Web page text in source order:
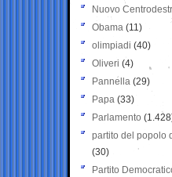
Nuovo
Obama (11)
olimpiadi (40)
Oliveri (4)
Pannella (29)
Papa (33)
Parlamento
partito del popolo
(30)
Partito